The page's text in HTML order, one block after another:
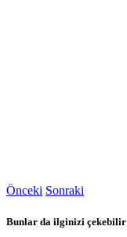
Önceki Sonraki
Bunlar da ilginizi çekebilir